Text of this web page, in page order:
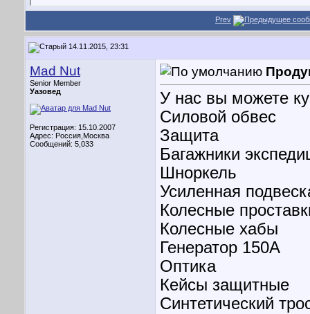
Prev
14.11.2015, 23:31
Mad Nut
Senior Member
Уазовед
Регистрация: 15.10.2007
Адрес: Россия,Москва
Сообщений: 5,033
У нас вы можете
Силовой обвес
Защита
Багажники
Шноркель
Усиленная
Колесные
Колесные хабы
Генератор 150А
Оптика
Кейсы защитные
Синтетический